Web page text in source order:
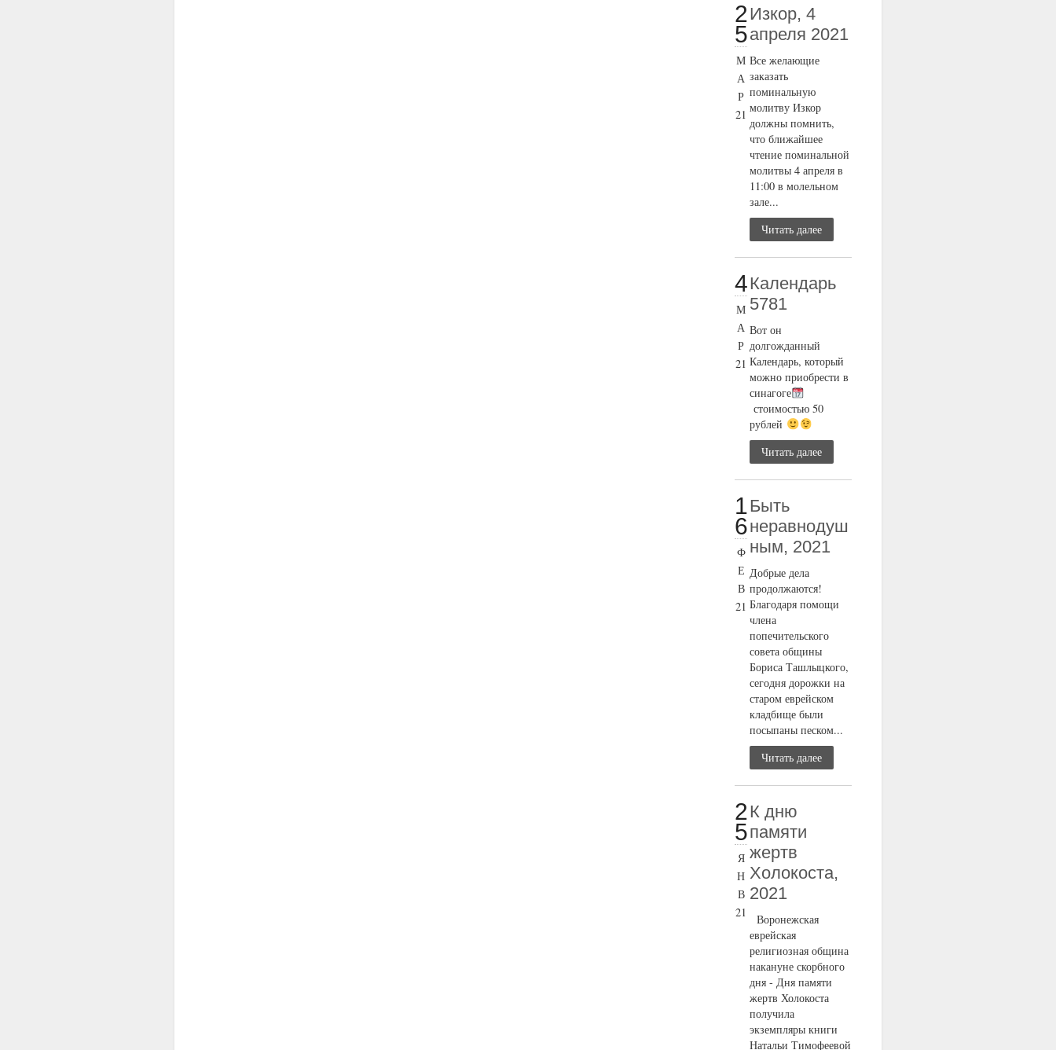
2
5
М
А
Р
21
Изкор, 4
апреля 2021
Все желающие
заказать
поминальную
молитву Изкор
должны помнить,
что ближайшее
чтение поминальной
молитвы 4 апреля в
11:00 в молельном
зале...
Читать далее
4
М
А
Р
21
Календарь
5781
Вот он
долгожданный
Календарь, который
можно приобрести в
синагоге
стоимостью 50
рублей
Читать далее
1
6
Ф
Е
В
21
Быть
неравнодуш
ным, 2021
Добрые дела
продолжаются!
Благодаря помощи
члена
попечительского
совета общины
Бориса Ташлыцкого,
сегодня дорожки на
старом еврейском
кладбище были
посыпаны песком...
Читать далее
2
5
Я
Н
В
21
К дню
памяти
жертв
Холокоста,
2021
Воронежская
еврейская
религиозная община
накануне скорбного
дня - Дня памяти
жертв Холокоста
получила
экземпляры книги
Натальи Тимофеевой